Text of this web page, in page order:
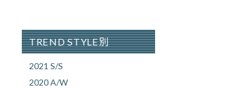
TREND STYLE別
2021 S/S
2020 A/W